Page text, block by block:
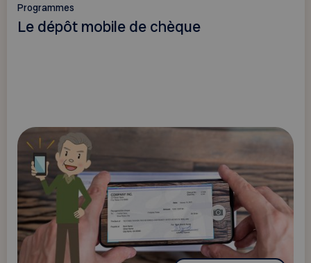
Programmes
Le dépôt mobile de chèque